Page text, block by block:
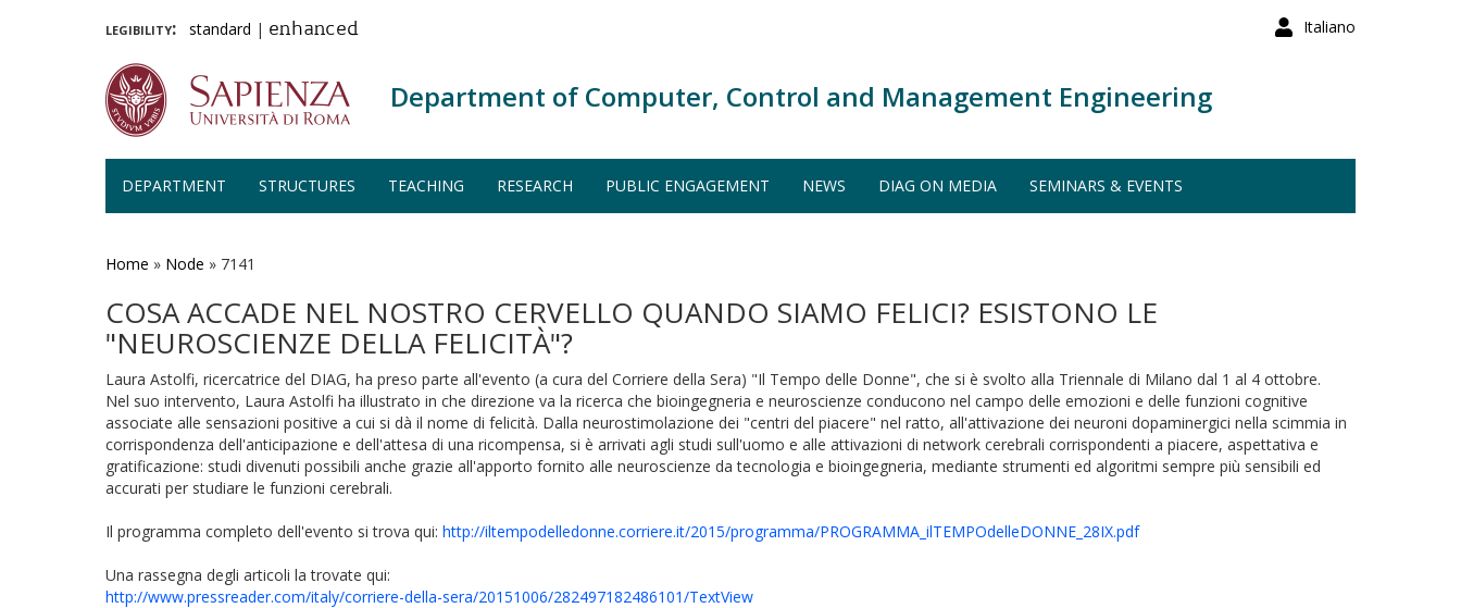
Italiano
legibility: standard | enhanced
Department of Computer, Control and Management Engineering
DEPARTMENT STRUCTURES TEACHING RESEARCH PUBLIC ENGAGEMENT NEWS DIAG ON MEDIA SEMINARS & EVENTS
Home » Node » 7141
COSA ACCADE NEL NOSTRO CERVELLO QUANDO SIAMO FELICI? ESISTONO LE
"NEUROSCIENZE DELLA FELICITÀ"?
Laura Astolfi, ricercatrice del DIAG, ha preso parte all'evento (a cura del Corriere della Sera) "Il Tempo delle Donne", che si è svolto alla Triennale di Milano dal 1 al 4 ottobre.
Nel suo intervento, Laura Astolfi ha illustrato in che direzione va la ricerca che bioingegneria e neuroscienze conducono nel campo delle emozioni e delle funzioni cognitive
associate alle sensazioni positive a cui si dà il nome di felicità. Dalla neurostimolazione dei "centri del piacere" nel ratto, all'attivazione dei neuroni dopaminergici nella scimmia in
corrispondenza dell'anticipazione e dell'attesa di una ricompensa, si è arrivati agli studi sull'uomo e alle attivazioni di network cerebrali corrispondenti a piacere, aspettativa e
gratificazione: studi divenuti possibili anche grazie all'apporto fornito alle neuroscienze da tecnologia e bioingegneria, mediante strumenti ed algoritmi sempre più sensibili ed
accurati per studiare le funzioni cerebrali.
Il programma completo dell'evento si trova qui: http://iltempodelledonne.corriere.it/2015/programma/PROGRAMMA_ilTEMPOdelleDONNE_28IX.pdf
Una rassegna degli articoli la trovate qui:
http://www.pressreader.com/italy/corriere-della-sera/20151006/282497182486101/TextView